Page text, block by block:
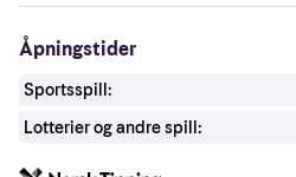
Åpningstider
Sportsspill:
Lotterier og andre spill: